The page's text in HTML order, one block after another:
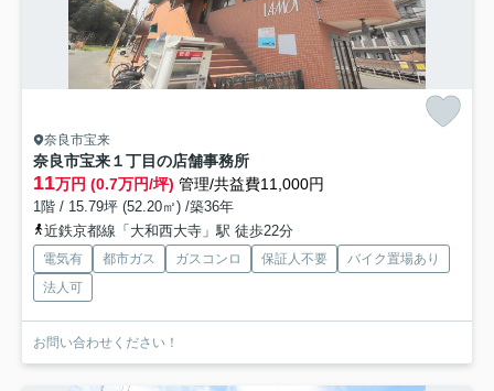
奈良市宝来
奈良市宝来１丁目の店舗事務所
11万円 (0.7万円/坪) 管理/共益費11,000円
1階 / 15.79坪 (52.20㎡) /築36年
近鉄京都線「大和西大寺」駅 徒歩22分
電気有 都市ガス ガスコンロ 保証人不要
バイク置場あり
法人可
お問い合わせください！